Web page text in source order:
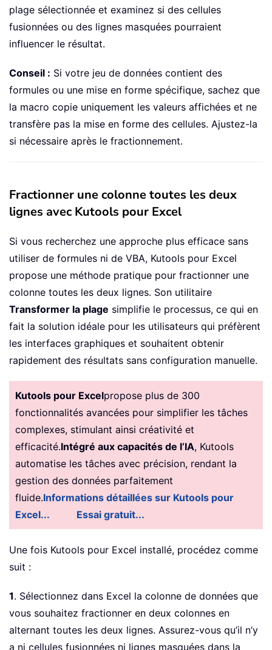
plage sélectionnée et examinez si des cellules
fusionnées ou des lignes masquées pourraient
influencer le résultat.
Conseil : Si votre jeu de données contient des
formules ou une mise en forme spécifique, sachez que
la macro copie uniquement les valeurs affichées et ne
transfère pas la mise en forme des cellules. Ajustez-la
si nécessaire après le fractionnement.
Fractionner une colonne toutes les deux
lignes avec Kutools pour Excel
Si vous recherchez une approche plus efficace sans
utiliser de formules ni de VBA, Kutools pour Excel
propose une méthode pratique pour fractionner une
colonne toutes les deux lignes. Son utilitaire
Transformer la plage simplifie le processus, ce qui en
fait la solution idéale pour les utilisateurs qui préfèrent
les interfaces graphiques et souhaitent obtenir
rapidement des résultats sans configuration manuelle.
Kutools pour Excelpropose plus de 300
fonctionnalités avancées pour simplifier les tâches
complexes, stimulant ainsi créativité et
efficacité.Intégré aux capacités de l’IA, Kutools
automatise les tâches avec précision, rendant la
gestion des données parfaitement
fluide.Informations détaillées sur Kutools pour
Excel...
Essai gratuit...
Une fois Kutools pour Excel installé, procédez comme
suit :
1. Sélectionnez dans Excel la colonne de données que
vous souhaitez fractionner en deux colonnes en
alternant toutes les deux lignes. Assurez-vous qu’il n’y
a ni cellules fusionnées ni lignes masquées dans la